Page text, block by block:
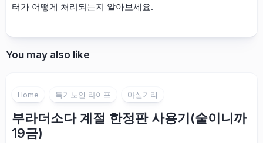
터가 어떻게 처리되는지 알아보세요.
You may also like
Home 독거노인 라이프 마실거리
부라더소다 계절 한정판 사용기(술이니까
19금)